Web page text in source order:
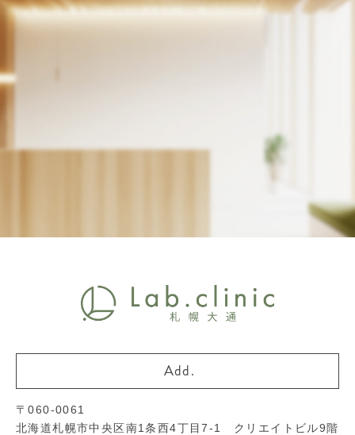
〒060-0061
北海道札幌市中央区南1条西4丁目7-1 クリエイトビル9階